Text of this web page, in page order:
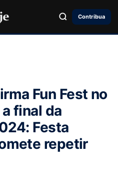
Contribua
Fun Fest no
final da
Festa
repetir